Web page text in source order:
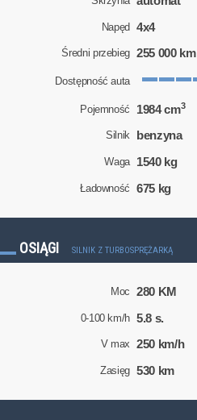
Napęd 4x4
Średni przebieg 255 000 km
Dostępność auta
Pojemność 1984 cm3
Silnik benzyna
Waga 1540 kg
Ładowność 675 kg
OSIĄGI SILNIK Z TURBOSPRĘŻARKĄ
Moc 280 KM
0-100 km/h 5.8 s.
V max 250 km/h
Zasięg 530 km